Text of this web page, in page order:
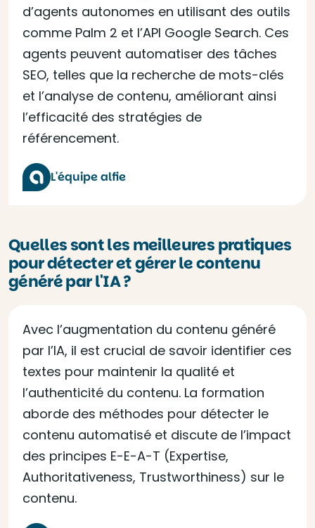
d’agents autonomes en utilisant des outils
comme Palm 2 et l’API Google Search. Ces
agents peuvent automatiser des tâches
SEO, telles que la recherche de mots-clés
et l’analyse de contenu, améliorant ainsi
l’efficacité des stratégies de
référencement.
L'équipe alfie
Quelles sont les meilleures pratiques
pour détecter et gérer le contenu
généré par l'IA ?
Avec l’augmentation du contenu généré
par l’IA, il est crucial de savoir identifier ces
textes pour maintenir la qualité et
l’authenticité du contenu. La formation
aborde des méthodes pour détecter le
contenu automatisé et discute de l’impact
des principes E-E-A-T (Expertise,
Authoritativeness, Trustworthiness) sur le
contenu.